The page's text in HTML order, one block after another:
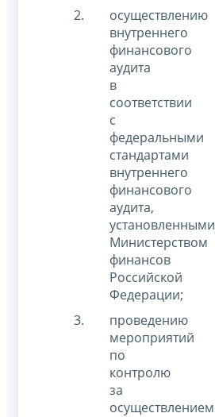
осуществлению
внутреннего
финансового
аудита
в
соответствии
с
федеральными
стандартами
внутреннего
финансового
аудита,
установленными
Министерством
финансов
Российской
Федерации;
проведению
мероприятий
по
контролю
за
осуществлением